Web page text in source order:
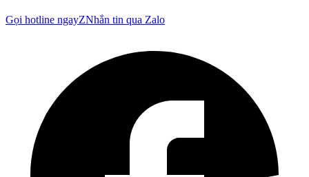
Gọi hotline ngayZNhắn tin qua Zalo